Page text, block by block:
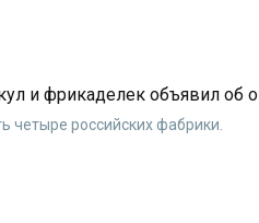
и фрикаделек объявил об
четыре российских фабрики.